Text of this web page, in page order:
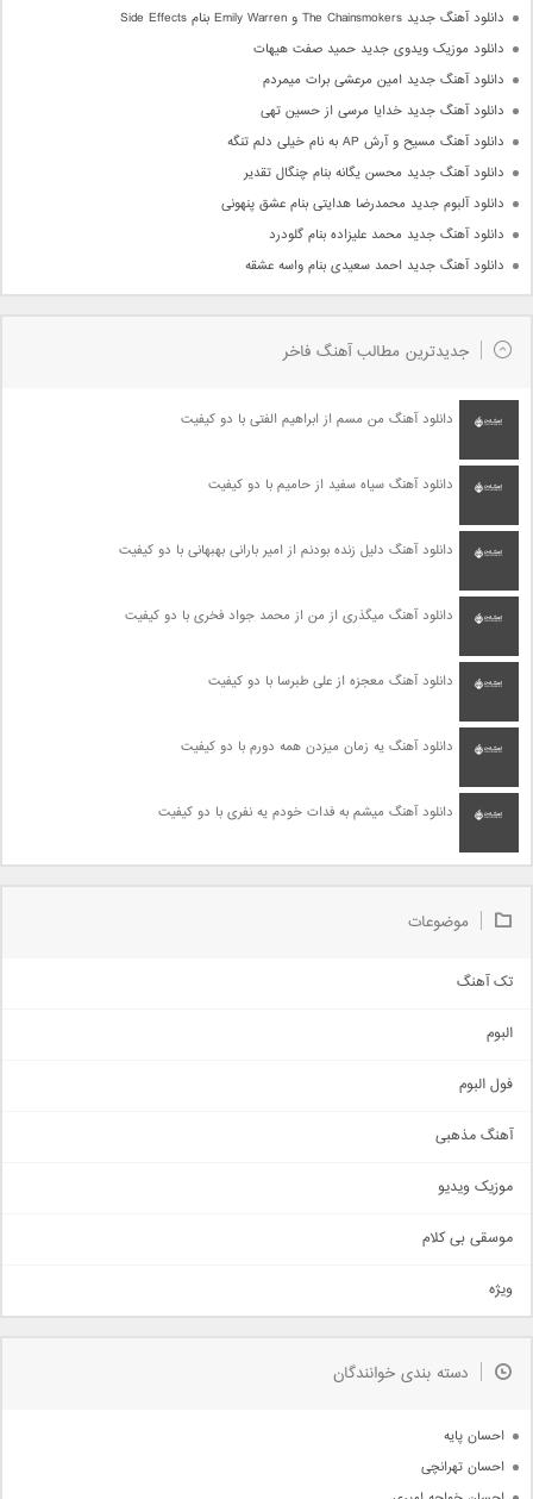
دانلود آهنگ جدید The Chainsmokers و Emily Warren بنام Side Effects
دانلود موزیک ویدوی جدید حمید صفت هیهات
دانلود آهنگ جدید امین مرعشی برات میمردم
دانلود آهنگ جدید خدایا مرسی از حسین تهی
دانلود آهنگ مسیح و آرش AP به نام خیلی دلم تنگه
دانلود آهنگ جدید محسن یگانه بنام چنگال تقدیر
دانلود آلبوم جدید محمدرضا هدایتی بنام عشق پنهونی
دانلود آهنگ جدید محمد علیزاده بنام گلودرد
دانلود آهنگ جدید احمد سعیدی بنام واسه عشقه
جدیدترین مطالب آهنگ فاخر
دانلود آهنگ من مسم از ابراهیم الفتی با دو کیفیت
دانلود آهنگ سیاه سفید از حامیم با دو کیفیت
دانلود آهنگ دلیل زنده بودنم از امیر بارانی بهبهانی با دو کیفیت
دانلود آهنگ میگذری از من از محمد جواد فخری با دو کیفیت
دانلود آهنگ معجزه از علی طبرسا با دو کیفیت
دانلود آهنگ یه زمان میزدن همه دورم با دو کیفیت
دانلود آهنگ میشم به فدات خودم یه نفری با دو کیفیت
موضوعات
تک آهنگ
اجتماعی
حماسی
سنتی
اهنگ بندرعباسی
دمو
مذهبی
جدیدترین ها
البوم
فول البوم
آهنگ مذهبی
موزیک ویدیو
موسقی بی کلام
ویژه
دسته بندی خوانندگان
احسان پایه
احسان تهرانچی